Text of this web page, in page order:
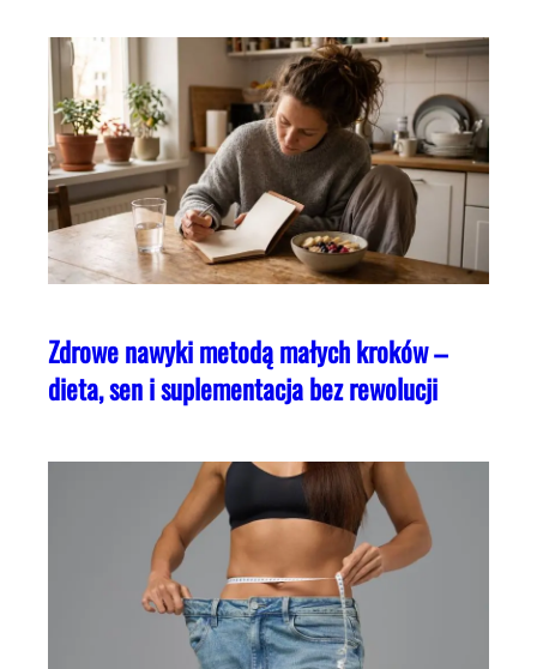
Zdrowe nawyki metodą małych kroków –
dieta, sen i suplementacja bez rewolucji